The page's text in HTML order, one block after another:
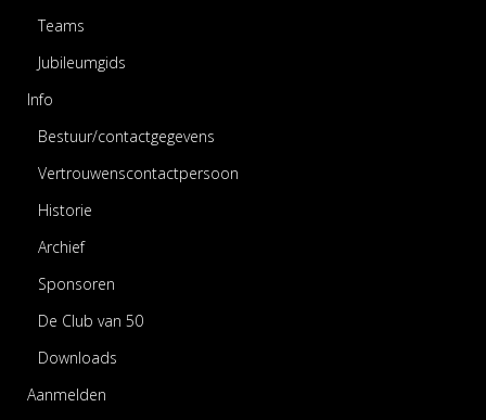
Teams
Jubileumgids
Info
Bestuur/contactgegevens
Vertrouwenscontactpersoon
Historie
Archief
Sponsoren
De Club van 50
Downloads
Aanmelden